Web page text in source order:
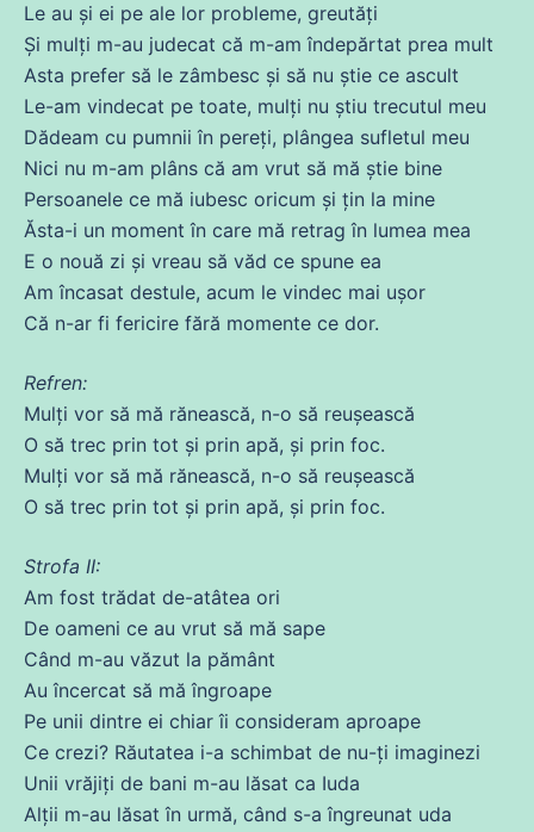
Le au și ei pe ale lor probleme, greutăți
Și mulți m-au judecat că m-am îndepărtat prea mult
Asta prefer să le zâmbesc și să nu știe ce ascult
Le-am vindecat pe toate, mulți nu știu trecutul meu
Dădeam cu pumnii în pereți, plângea sufletul meu
Nici nu m-am plâns că am vrut să mă știe bine
Persoanele ce mă iubesc oricum și țin la mine
Ăsta-i un moment în care mă retrag în lumea mea
E o nouă zi și vreau să văd ce spune ea
Am încasat destule, acum le vindec mai ușor
Că n-ar fi fericire fără momente ce dor.
Refren:
Mulți vor să mă rănească, n-o să reușească
O să trec prin tot și prin apă, și prin foc.
Mulți vor să mă rănească, n-o să reușească
O să trec prin tot și prin apă, și prin foc.
Strofa II:
Am fost trădat de-atâtea ori
De oameni ce au vrut să mă sape
Când m-au văzut la pământ
Au încercat să mă îngroape
Pe unii dintre ei chiar îi consideram aproape
Ce crezi? Răutatea i-a schimbat de nu-ți imaginezi
Unii vrăjiți de bani m-au lăsat ca Iuda
Alții m-au lăsat în urmă, când s-a îngreunat uda